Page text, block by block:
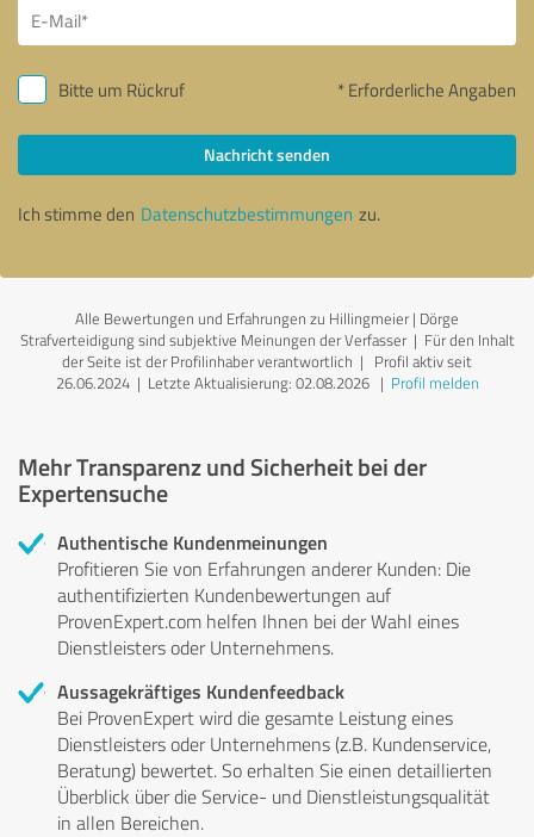
Bitte um Rückruf * Erforderliche Angaben
Nachricht senden
Ich stimme den Datenschutzbestimmungen zu.
Alle Bewertungen und Erfahrungen zu Hillingmeier | Dörge
Strafverteidigung sind subjektive Meinungen der Verfasser | Für den Inhalt
der Seite ist der Profilinhaber verantwortlich | Profil aktiv seit
26.06.2024 | Letzte Aktualisierung: 02.08.2026| Profil melden
Mehr Transparenz und Sicherheit bei der
Expertensuche
Authentische Kundenmeinungen
Profitieren Sie von Erfahrungen anderer Kunden: Die
authentifizierten Kundenbewertungen auf
ProvenExpert.com helfen Ihnen bei der Wahl eines
Dienstleisters oder Unternehmens.
Aussagekräftiges Kundenfeedback
Bei ProvenExpert wird die gesamte Leistung eines
Dienstleisters oder Unternehmens (z.B. Kundenservice,
Beratung) bewertet. So erhalten Sie einen detaillierten
Überblick über die Service- und Dienstleistungsqualität
in allen Bereichen.